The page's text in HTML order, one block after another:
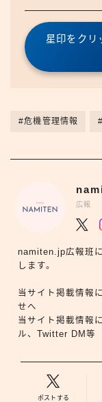
星印をク
#危機管理情報
広報
namiten.jp広報班
します。
当サイト掲載情報
せへ
当サイト掲載情報
ル、Twitter DM等
ポストする